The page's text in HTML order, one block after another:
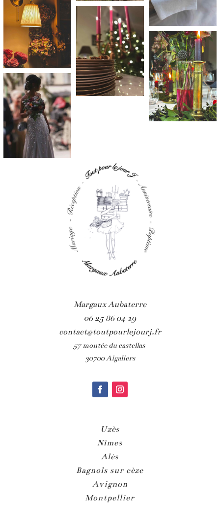
Margaux Aubaterre
06 25 86 04 19
contact@toutpourlejourj.fr
57 montée du castellas
30700 Aigaliers
Uzès
Nîmes
Alès
Bagnols sur cèze
Avignon
Montpellier